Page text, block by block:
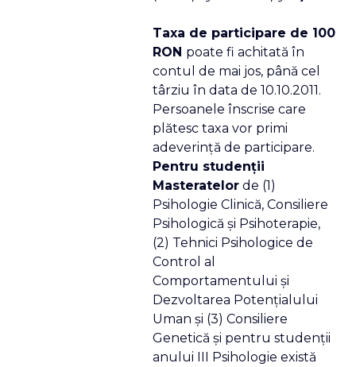
Taxa de participare de 100
RON poate fi achitată în
contul de mai jos, până cel
târziu în data de 10.10.2011.
Persoanele înscrise care
plătesc taxa vor primi
adeverinţă de participare.
Pentru studenţii
Masteratelor de (1)
Psihologie Clinică, Consiliere
Psihologică şi Psihoterapie,
(2) Tehnici Psihologice de
Control al
Comportamentului şi
Dezvoltarea Potenţialului
Uman şi (3) Consiliere
Genetică şi pentru studenţii
anului III Psihologie există